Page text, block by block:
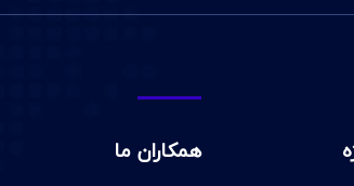
همکاران ما